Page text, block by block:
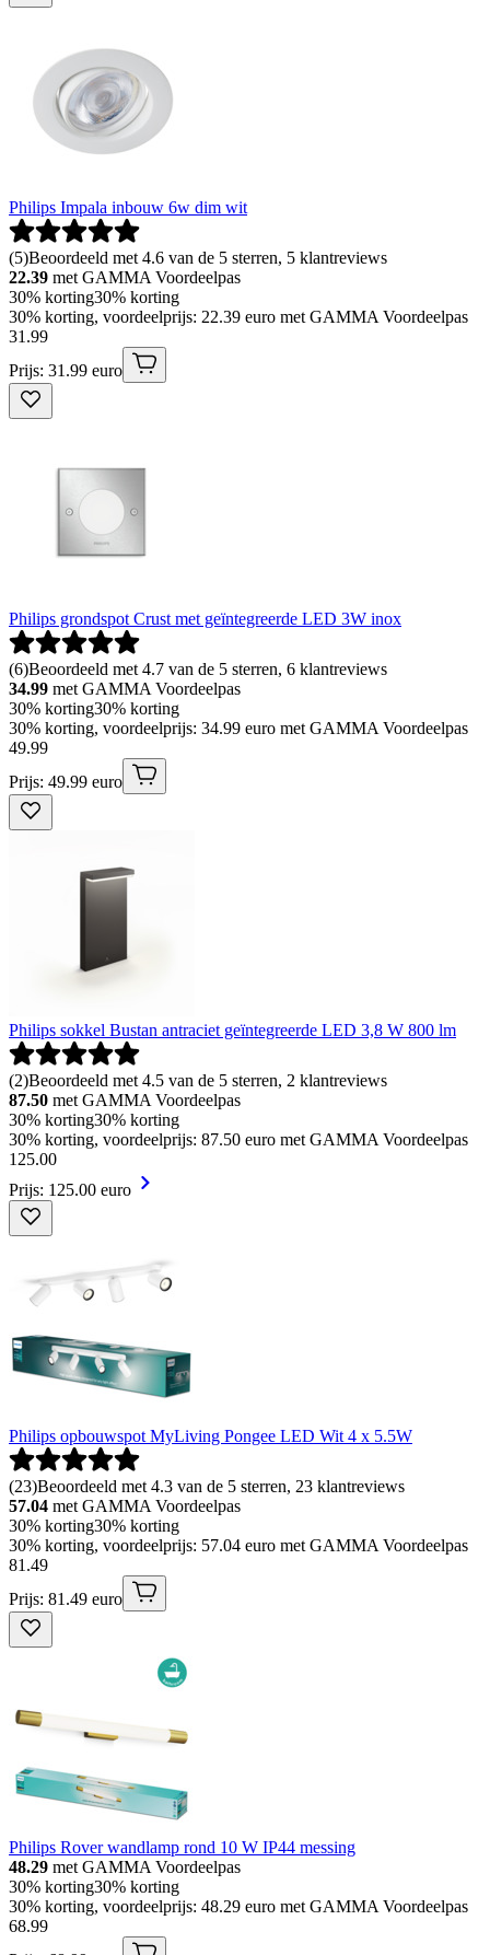
Philips Impala inbouw 6w dim wit
(5)Beoordeeld met 4.6 van de 5 sterren, 5 klantreviews
22.39 met GAMMA Voordeelpas
30% korting30% korting
30% korting, voordeelprijs: 22.39 euro met GAMMA Voordeelpas
31 .99
Prijs: 31.99 euro
Philips grondspot Crust met geïntegreerde LED 3W inox
(6)Beoordeeld met 4.7 van de 5 sterren, 6 klantreviews
34.99 met GAMMA Voordeelpas
30% korting30% korting
30% korting, voordeelprijs: 34.99 euro met GAMMA Voordeelpas
49.99
Prijs: 49.99 euro
Philips sokkel Bustan antraciet geïntegreerde LED 3,8 W 800 lm
(2)Beoordeeld met 4.5 van de 5 sterren, 2 klantreviews
87.50 met GAMMA Voordeelpas
30% korting30% korting
30% korting, voordeelprijs: 87.50 euro met GAMMA Voordeelpas
125.00
Prijs: 125.00 euro
Philips opbouwspot MyLiving Pongee LED Wit 4 x 5.5W
(23)Beoordeeld met 4.3 van de 5 sterren, 23 klantreviews
57.04 met GAMMA Voordeelpas
30% korting30% korting
30% korting, voordeelprijs: 57.04 euro met GAMMA Voordeelpas
81 .49
Prijs: 81.49 euro
Philips Rover wandlamp rond 10 W IP44 messing
48.29 met GAMMA Voordeelpas
30% korting30% korting
30% korting, voordeelprijs: 48.29 euro met GAMMA Voordeelpas
68.99